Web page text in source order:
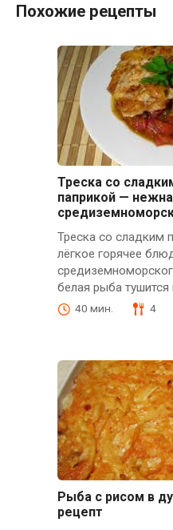
Похожие рецепты
Треска со
паприкой —
Треска со сладким
лёгкое горячее
белая рыба
40 мин. 4
Рыба с рисом в
рецепт